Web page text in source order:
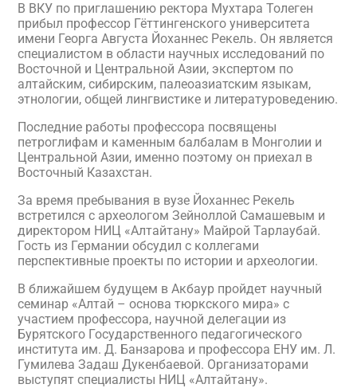
В ВКУ по приглашению ректора Мухтара Толеген
прибыл профессор Гёттингенского университета
имени Георга Августа Йоханнес Рекель. Он является
специалистом в области научных исследований по
Восточной и Центральной Азии, экспертом по
алтайским, сибирским, палеоазиатским языкам,
этнологии, общей лингвистике и литературоведению.
Последние работы профессора посвящены
петроглифам и каменным балбалам в Монголии и
Центральной Азии, именно поэтому он приехал в
Восточный Казахстан.
За время пребывания в вузе Йоханнес Рекель
встретился с археологом Зейноллой Самашевым и
директором НИЦ «Алтайтану» Майрой Тарлаубай.
Гость из Германии обсудил с коллегами
перспективные проекты по истории и археологии.
В ближайшем будущем в Акбаур пройдет научный
семинар «Алтай – основа тюркского мира» с
участием профессора, научной делегации из
Бурятского Государственного педагогического
института им. Д. Банзарова и профессора ЕНУ им. Л.
Гумилева Задаш Дукенбаевой. Организаторами
выступят специалисты НИЦ «Алтайтану».